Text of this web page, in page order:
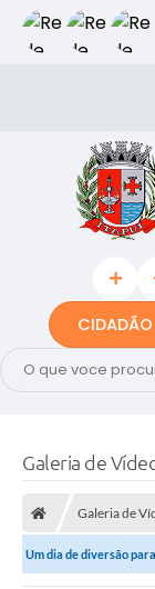
CIDADÃO
Galeria de
Galeria de
Um dia de diversão